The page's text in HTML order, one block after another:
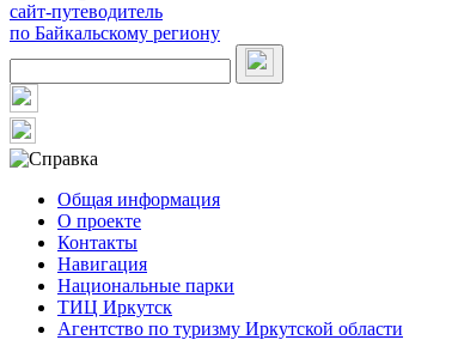
сайт-путеводитель
по Байкальскому региону
Общая информация
О проекте
Контакты
Навигация
Национальные парки
ТИЦ Иркутск
Агентство по туризму Иркутской области